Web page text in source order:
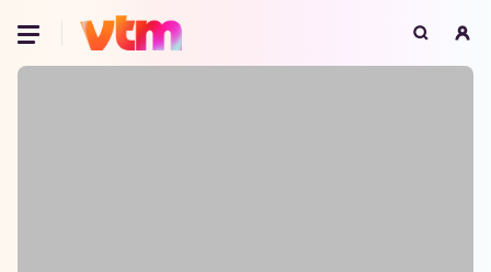
Oeps, browser niet ondersteund